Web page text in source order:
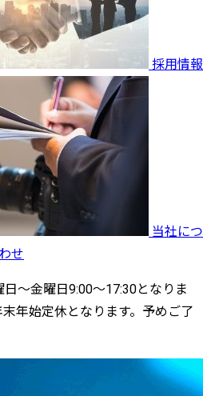
採用情報
当社につ
せ
～金曜日9:00～17:30となりま
年始定休となります。予めご了